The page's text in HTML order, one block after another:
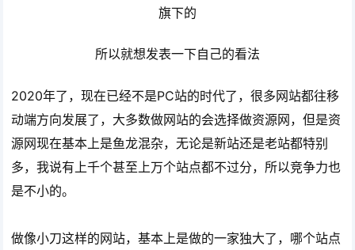
旗下的
所以就想发表一下自己的看法
2020年了，现在已经不是PC站的时代了，很多网站都往移
动端方向发展了，大多数做网站的会选择做资源网，但是资
源网现在基本上是鱼龙混杂，无论是新站还是老站都特别
多，我说有上千个甚至上万个站点都不过分，所以竞争力也
是不小的。
做像小刀这样的网站，基本上是做的一家独大了，哪个站点